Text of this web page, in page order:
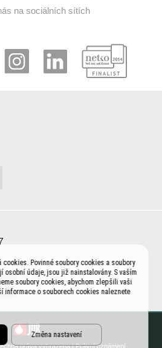
na sociálních sítích
práva vyhrazena |Právní oznámení
Povinné soubory cookies a soubory
osobní údaje, jsou již nainstalovány. S vaším
soubory cookies, abychom zlepšili vaši
informace o souborech cookies naleznete
Změna nastavení